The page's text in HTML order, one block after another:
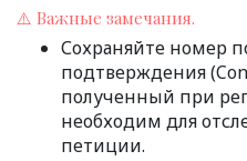
⚠️ Важные замечания.
Сохраняйте номер
подтверждения
полученный при
необходим для
петиции.